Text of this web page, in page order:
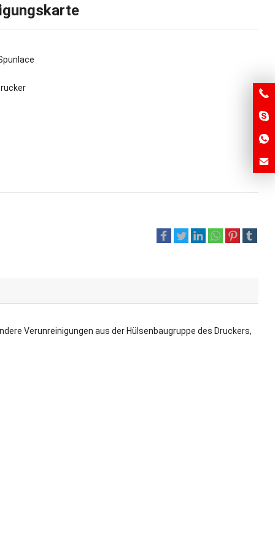
Verunreinigungen aus der Hülsenbaugruppe des Druckers,